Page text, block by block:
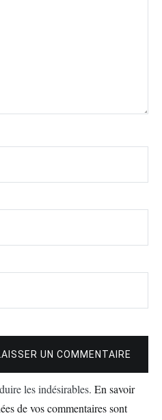
UN COMMENTAIRE
les indésirables. En savoir
de vos commentaires sont